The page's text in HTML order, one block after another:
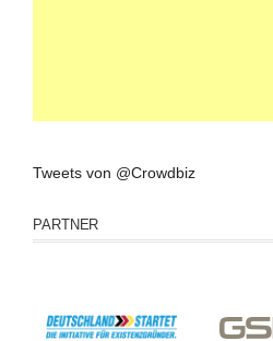
Tweets von @Crowdbiz
PARTNER